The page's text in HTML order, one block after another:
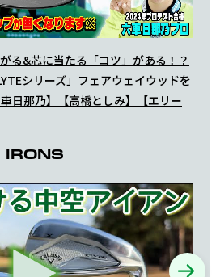
る&芯に当たる「コツ」がある！？
シリーズ」フェアウェイウッドを
日那乃】【高橋としみ】【エリー
IRONS